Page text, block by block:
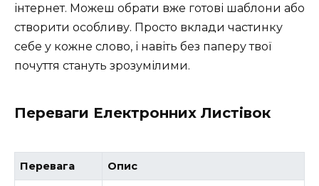
інтернет. Можеш обрати вже готові шаблони або
створити особливу. Просто вклади частинку
себе у кожне слово, і навіть без паперу твої
почуття стануть зрозумілими.
Переваги Електронних Листівок
Перевага Опис